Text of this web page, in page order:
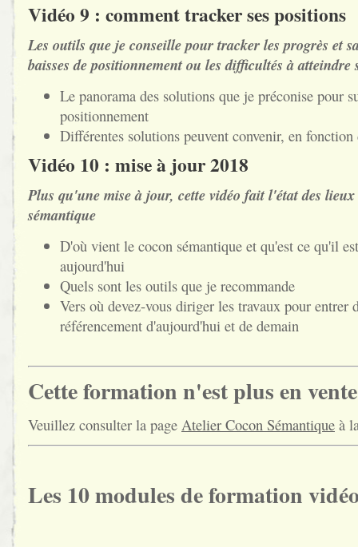
Vidéo 9 : comment tracker ses positions
Les outils que je conseille pour tracker les progrès et
baisses de positionnement ou les difficultés à atteindre
Le panorama des solutions que je préconise pour
positionnement
Différentes solutions peuvent convenir, en
Vidéo 10 : mise à jour 2018
Plus qu'une mise à jour, cette vidéo fait l'état des
sémantique
D'où vient le cocon sémantique et qu'est ce qu'il
aujourd'hui
Quels sont les outils que je recommande
Vers où devez-vous diriger les travaux pour entrer
référencement d'aujourd'hui et de demain
Cette formation n'est plus en vente
Veuillez consulter la page Atelier Cocon Sémantique à
Les 10 modules de formation